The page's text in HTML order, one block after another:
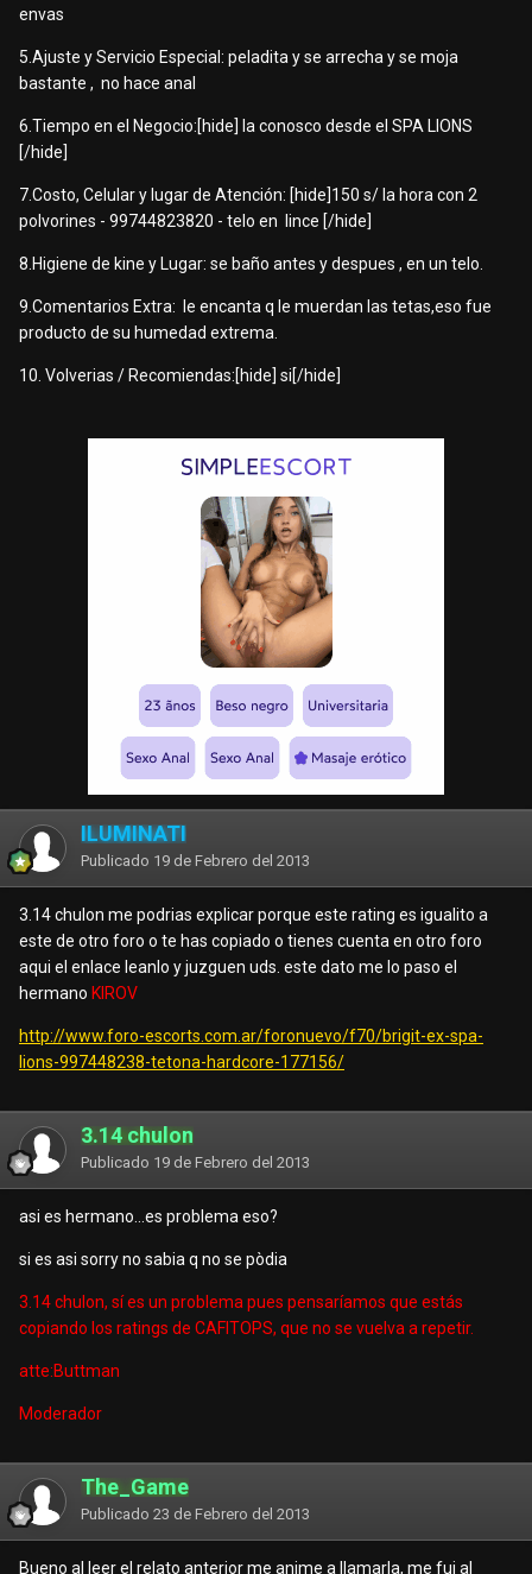
envas
5.Ajuste y Servicio Especial: peladita y se arrecha y se moja
bastante , no hace anal
6.Tiempo en el Negocio:[hide] la conosco desde el SPA LIONS
[/hide]
7.Costo, Celular y lugar de Atención: [hide]150 s/ la hora con 2
polvorines - 99744823820 - telo en lince [/hide]
8.Higiene de kine y Lugar: se baño antes y despues , en un telo.
9.Comentarios Extra: le encanta q le muerdan las tetas,eso fue
producto de su humedad extrema.
10. Volverias / Recomiendas:[hide] si[/hide]
ILUMINATI
Publicado 19 de Febrero del 2013
3.14 chulon me podrias explicar porque este rating es igualito a
este de otro foro o te has copiado o tienes cuenta en otro foro
aqui el enlace leanlo y juzguen uds. este dato me lo paso el
hermano KIROV
http://www.foro-escorts.com.ar/foronuevo/f70/brigit-ex-spa-
lions-997448238-tetona-hardcore-177156/
3.14 chulon
Publicado 19 de Febrero del 2013
asi es hermano...es problema eso?
si es asi sorry no sabia q no se pòdia
3.14 chulon, sí es un problema pues pensaríamos que estás
copiando los ratings de CAFITOPS, que no se vuelva a repetir.
atte:Buttman
Moderador
The_Game
Publicado 23 de Febrero del 2013
Bueno al leer el relato anterior me anime a llamarla, me fui al